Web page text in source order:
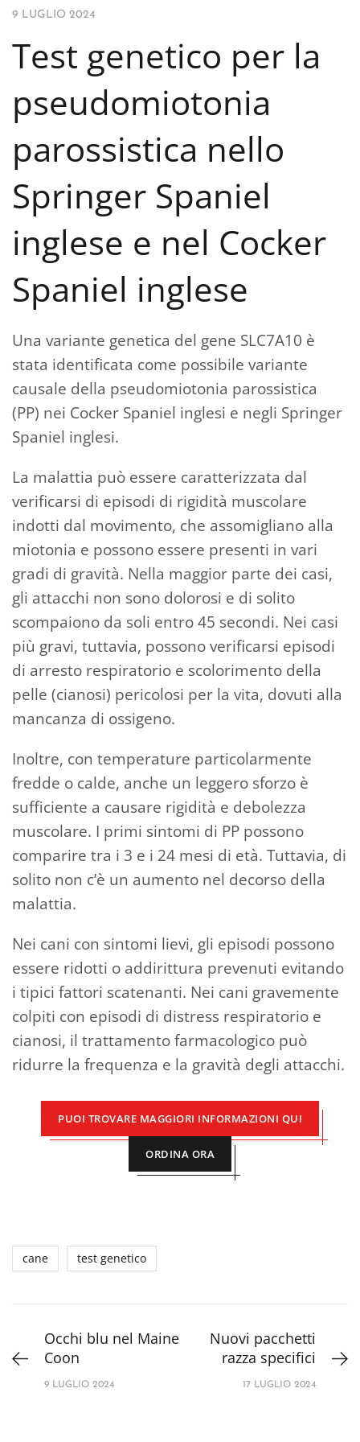
9 LUGLIO 2024
Test genetico per la
pseudomiotonia
parossistica nello
Springer Spaniel
inglese e nel Cocker
Spaniel inglese
Una variante genetica del gene SLC7A10 è
stata identificata come possibile variante
causale della pseudomiotonia parossistica
(PP) nei Cocker Spaniel inglesi e negli Springer
Spaniel inglesi.
La malattia può essere caratterizzata dal
verificarsi di episodi di rigidità muscolare
indotti dal movimento, che assomigliano alla
miotonia e possono essere presenti in vari
gradi di gravità. Nella maggior parte dei casi,
gli attacchi non sono dolorosi e di solito
scompaiono da soli entro 45 secondi. Nei casi
più gravi, tuttavia, possono verificarsi episodi
di arresto respiratorio e scolorimento della
pelle (cianosi) pericolosi per la vita, dovuti alla
mancanza di ossigeno.
Inoltre, con temperature particolarmente
fredde o calde, anche un leggero sforzo è
sufficiente a causare rigidità e debolezza
muscolare. I primi sintomi di PP possono
comparire tra i 3 e i 24 mesi di età. Tuttavia, di
solito non c’è un aumento nel decorso della
malattia.
Nei cani con sintomi lievi, gli episodi possono
essere ridotti o addirittura prevenuti evitando
i tipici fattori scatenanti. Nei cani gravemente
colpiti con episodi di distress respiratorio e
cianosi, il trattamento farmacologico può
ridurre la frequenza e la gravità degli attacchi.
PUOI TROVARE MAGGIORI INFORMAZIONI QUI
ORDINA ORA
cane test genetico
Occhi blu nel Maine
Coon
9 LUGLIO 2024
Nuovi pacchetti
razza specifici
17 LUGLIO 2024